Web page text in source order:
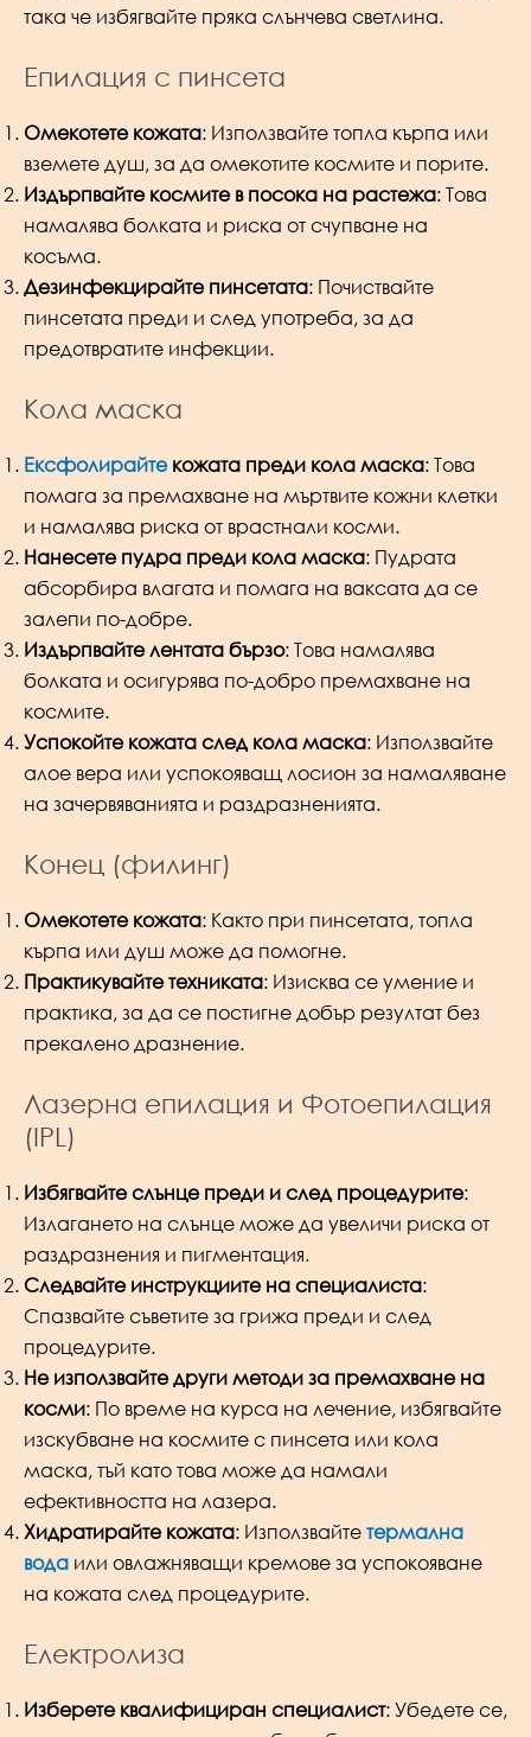
така че избягвайте пряка слънчева светлина.
Епилация с пинсета
Омекотете кожата: Използвайте топла кърпа или
вземете душ, за да омекотите космите и порите.
Издърпвайте космите в посока на растежа: Това
намалява болката и риска от счупване на
косъма.
Дезинфекцирайте пинсетата: Почиствайте
пинсетата преди и след употреба, за да
предотвратите инфекции.
Кола маска
Ексфолирайте кожата преди кола маска: Това
помага за премахване на мъртвите кожни клетки
и намалява риска от врастнали косми.
Нанесете пудра преди кола маска: Пудрата
абсорбира влагата и помага на ваксата да се
залепи по-добре.
Издърпвайте лентата бързо: Това намалява
болката и осигурява по-добро премахване на
космите.
Успокойте кожата след кола маска: Използвайте
алое вера или успокояващ лосион за намаляване
на зачервяванията и раздразненията.
Конец (филинг)
Омекотете кожата: Както при пинсетата, топла
кърпа или душ може да помогне.
Практикувайте техниката: Изисква се умение и
практика, за да се постигне добър резултат без
прекалено дразнение.
Лазерна епилация и Фотоепилация
(IPL)
Избягвайте слънце преди и след процедурите:
Излагането на слънце може да увеличи риска от
раздразнения и пигментация.
Следвайте инструкциите на специалиста:
Спазвайте съветите за грижа преди и след
процедурите.
Не използвайте други методи за премахване на
косми: По време на курса на лечение, избягвайте
изскубване на космите с пинсета или кола
маска, тъй като това може да намали
ефективността на лазера.
Хидратирайте кожата: Използвайте термална
вода или овлажняващи кремове за успокояване
на кожата след процедурите.
Електролиза
Изберете квалифициран специалист: Убедете се,